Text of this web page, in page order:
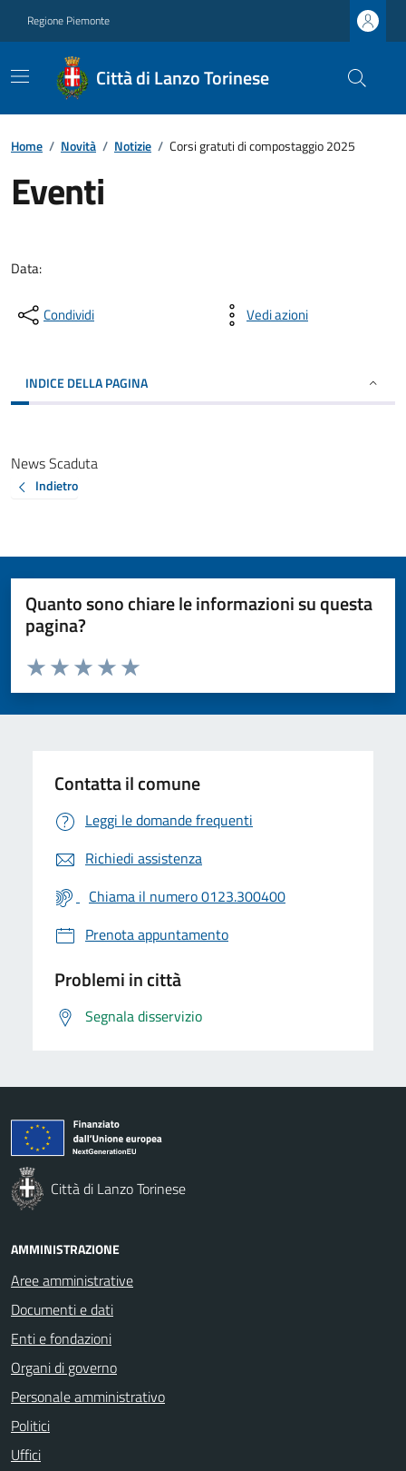
Regione Piemonte
Città di Lanzo Torinese
Home / Novità / Notizie / Corsi gratuti di compostaggio 2025
Eventi
Data:
Condividi Vedi azioni
INDICE DELLA PAGINA
News Scaduta
Indietro
Quanto sono chiare le informazioni su questa
pagina?
Valuta da 1 a 5 stelle la pagina
Valuta 5 stelle su 5
Valuta 4 stelle su 5
Valuta 3 stelle su 5
Valuta 2 stelle su 5
Valuta 1 stelle su 5
Contatta il comune
Leggi le domande frequenti
Richiedi assistenza
Chiama il numero 0123.300400
Prenota appuntamento
Problemi in città
Segnala disservizio
Città di Lanzo Torinese
AMMINISTRAZIONE
Aree amministrative
Documenti e dati
Enti e fondazioni
Organi di governo
Personale amministrativo
Politici
Uffici